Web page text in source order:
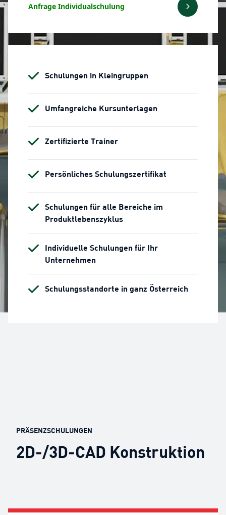
Anfrage Individualschulung
Schulungen in Kleingruppen
Umfangreiche Kursunterlagen
Zertifizierte Trainer
Persönliches Schulungszertifikat
Schulungen für alle Bereiche im
Produktlebenszyklus
Individuelle Schulungen für Ihr
Unternehmen
Schulungsstandorte in ganz Österreich
PRÄSENZSCHULUNGEN
2D-/3D-CAD Konstruktion